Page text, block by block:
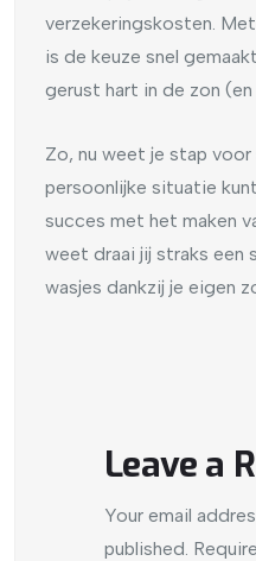
verzekeringskosten.
is de keuze snel
gerust hart in de zon
Zo, nu weet je stap
persoonlijke situatie
succes met het maken
weet draai jij straks een
wasjes dankzij je eigen
Leave a
Your email
published.